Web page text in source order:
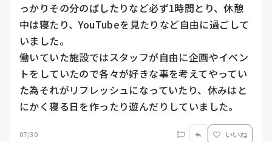
っかりその分のばしたりなど必ず1時間とり、休憩
中は寝たり、YouTubeを見たりなど自由に過ごして
いました。
働いていた施設ではスタッフが自由に企画やイベン
トをしていたので各々が好きな事を考えてやってい
た為それがリフレッシュになっていたり、休みはと
にかく寝る日を作ったり遊んだりしていました。
07/30 いいね